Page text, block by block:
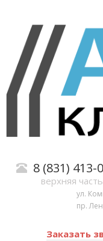
8 (831) 413-
верхняя часть
ул.
пр.
Заказать